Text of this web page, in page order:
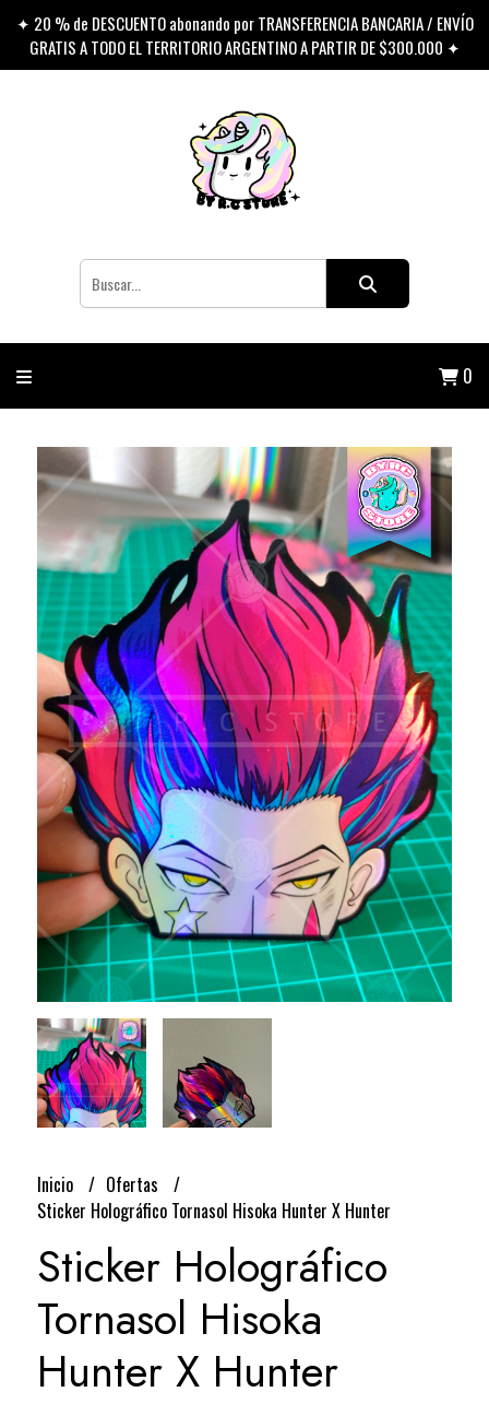
✦ 20 % de DESCUENTO abonando por TRANSFERENCIA BANCARIA / ENVÍO
GRATIS A TODO EL TERRITORIO ARGENTINO A PARTIR DE $300.000 ✦
0
Inicio
Ofertas
Sticker Holográfico Tornasol Hisoka Hunter X Hunter
Sticker Holográfico
Tornasol Hisoka
Hunter X Hunter